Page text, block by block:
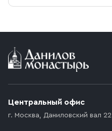
Центральный офис
г. Москва, Даниловский вал 22